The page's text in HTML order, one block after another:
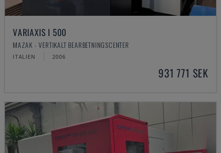
VARIAXIS I 500
MAZAK - VERTIKALT BEARBETNINGSCENTER
ITALIEN 2006
931 771 SEK